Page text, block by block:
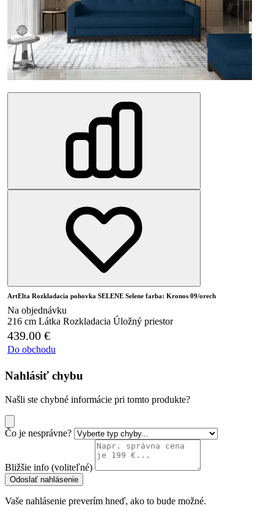
ArtElta Rozkladacia pohovka SELENE Selene farba: Kronos 09/orech
Na objednávku
216 cm Látka Rozkladacia Úložný priestor
439.00 €
Do obchodu
Nahlásiť chybu
Našli ste chybné informácie pri tomto produkte?
Čo je nesprávne?
Bližšie info (voliteľné)
Odoslať nahlásenie
Vaše nahlásenie preverím hneď, ako to bude možné.